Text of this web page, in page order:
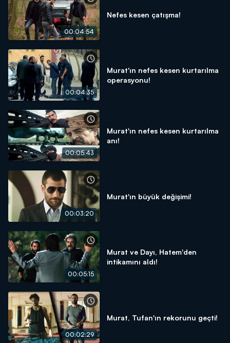
00:04:54
Nefes kesen çatışma!
00:04:35
Murat'ın nefes kesen kurtarılma
operasyonu!
00:05:43
Murat'ın nefes kesen kurtarılma
anı!
00:03:20
Murat'ın büyük değişimi!
00:05:15
Murat ve Dayı, Hatem'den
intikamını aldı!
00:02:29
Murat, Tufan'ın rekorunu geçti!